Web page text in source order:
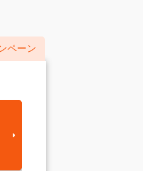
ペーン